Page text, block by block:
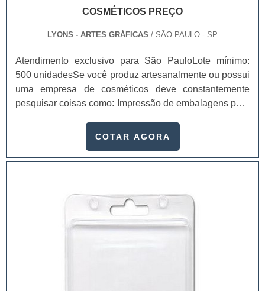
COSMÉTICOS PREÇO
LYONS - ARTES GRÁFICAS / SÃO PAULO - SP
Atendimento exclusivo para São PauloLote mínimo:
500 unidadesSe você produz artesanalmente ou possui
uma empresa de cosméticos deve constantemente
pesquisar coisas como: Impressão de embalagens para
um investimento necessário para quem está no
extremamente competitivo, assim, as embalagens
COTAR AGORA